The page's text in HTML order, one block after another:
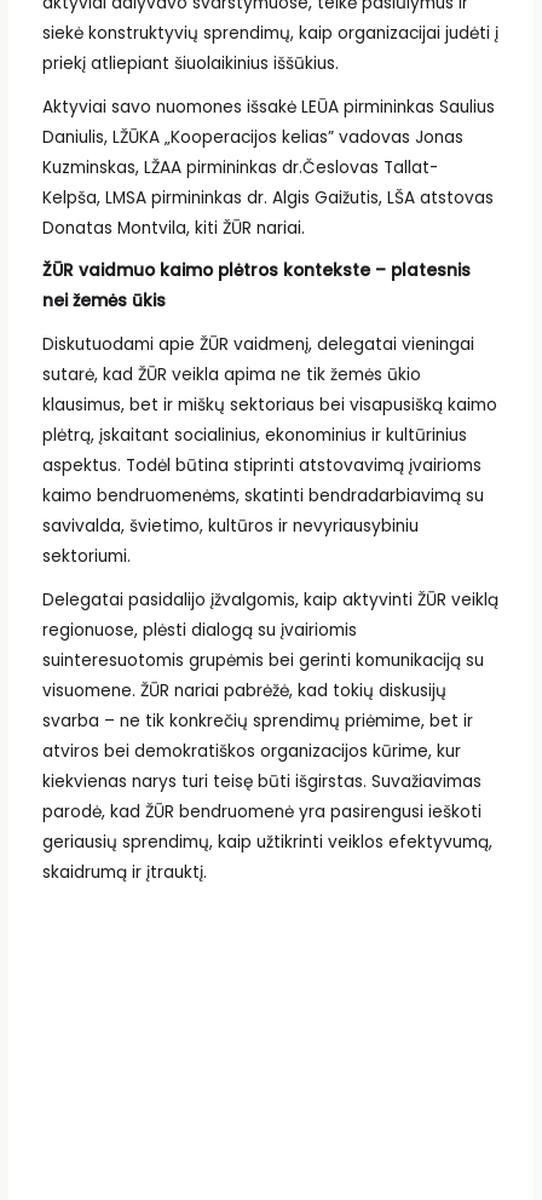
siekė konstruktyvių sprendimų, kaip organizacijai judėti į
priekį atliepiant šiuolaikinius iššūkius.
Aktyviai savo nuomones išsakė LEŪA pirmininkas Saulius
Daniulis, LŽŪKA „Kooperacijos kelias” vadovas Jonas
Kuzminskas, LŽAA pirmininkas dr.Česlovas Tallat-
Kelpša, LMSA pirmininkas dr. Algis Gaižutis, LŠA atstovas
Donatas Montvila, kiti ŽŪR nariai.
ŽŪR vaidmuo kaimo plėtros kontekste – platesnis
nei žemės ūkis
Diskutuodami apie ŽŪR vaidmenį, delegatai vieningai
sutarė, kad ŽŪR veikla apima ne tik žemės ūkio
klausimus, bet ir miškų sektoriaus bei visapusišką kaimo
plėtrą, įskaitant socialinius, ekonominius ir kultūrinius
aspektus. Todėl būtina stiprinti atstovavimą įvairioms
kaimo bendruomenėms, skatinti bendradarbiavimą su
savivalda, švietimo, kultūros ir nevyriausybiniu
sektoriumi.
Delegatai pasidalijo įžvalgomis, kaip aktyvinti ŽŪR veiklą
regionuose, plėsti dialogą su įvairiomis
suinteresuotomis grupėmis bei gerinti komunikaciją su
visuomene. ŽŪR nariai pabrėžė, kad tokių diskusijų
svarba – ne tik konkrečių sprendimų priėmime, bet ir
atviros bei demokratiškos organizacijos kūrime, kur
kiekvienas narys turi teisę būti išgirstas. Suvažiavimas
parodė, kad ŽŪR bendruomenė yra pasirengusi ieškoti
geriausių sprendimų, kaip užtikrinti veiklos efektyvumą,
skaidrumą ir įtrauktį.